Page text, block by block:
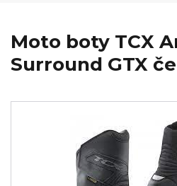
Moto boty TCX
Surround GTX